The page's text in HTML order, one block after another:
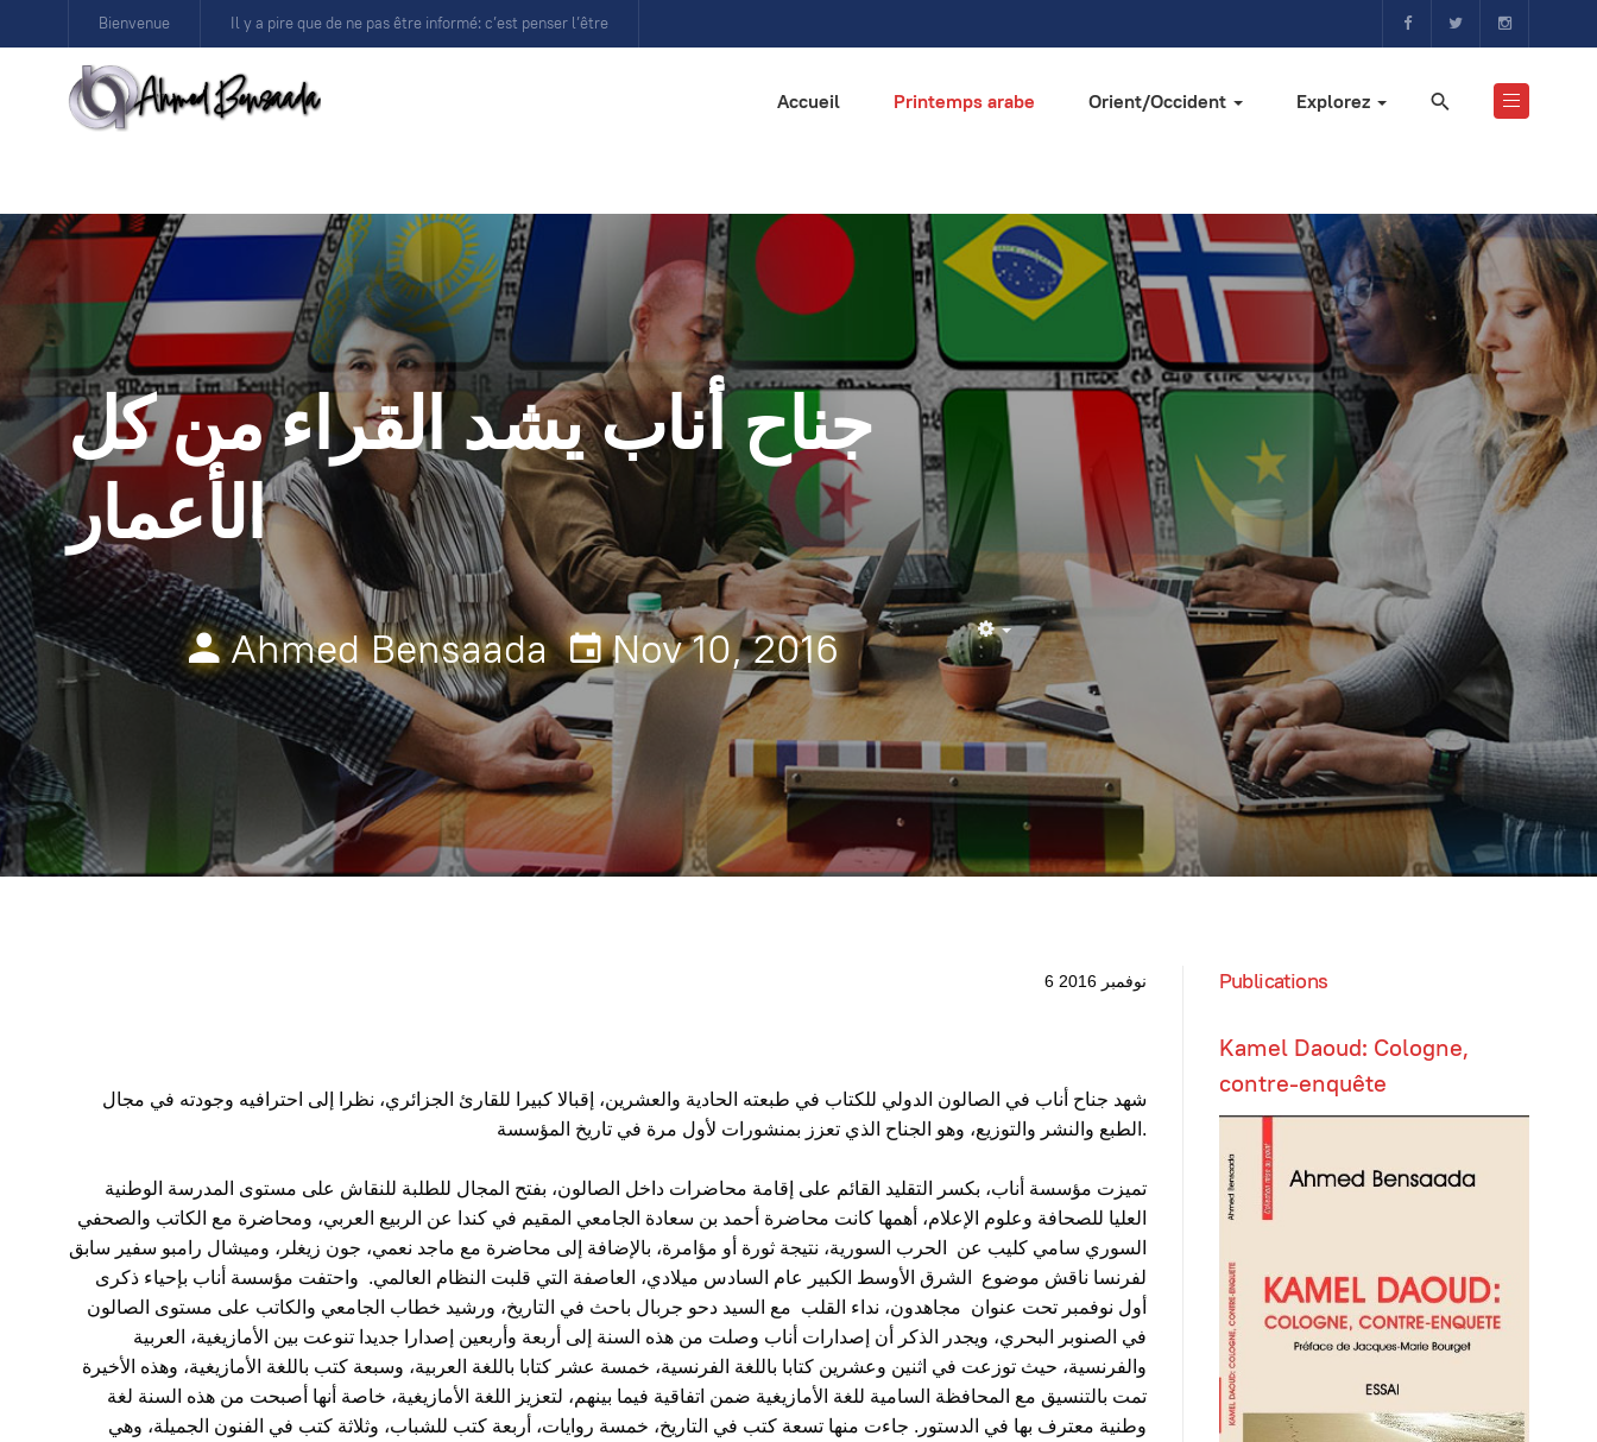
Bienvenue Il y a pire que de ne pas être informé: c’est penser l’être
Accueil Printemps arabe Orient/Occident Explorez
جناح أناب يشد القراء من كل
الأعمار
Empty
Ahmed Bensaada Nov 10, 2016
نوفمبر 2016 6
شهد جناح أناب في الصالون الدولي للكتاب في طبعته الحادية والعشرين، إقبالا كبيرا للقارئ الجزائري، نظرا إلى احترافيه وجودته في مجال
الطبع والنشر والتوزيع، وهو الجناح الذي تعزز بمنشورات لأول مرة في تاريخ المؤسسة.
تميزت مؤسسة أناب، بكسر التقليد القائم على إقامة محاضرات داخل الصالون، بفتح المجال للطلبة للنقاش على مستوى المدرسة الوطنية
العليا للصحافة وعلوم الإعلام، أهمها كانت محاضرة أحمد بن سعادة الجامعي المقيم في كندا عن الربيع العربي، ومحاضرة مع الكاتب والصحفي
السوري سامي كليب عن الحرب السورية، نتيجة ثورة أو مؤامرة، بالإضافة إلى محاضرة مع ماجد نعمي، جون زيغلر، وميشال رامبو سفير سابق
لفرنسا ناقش موضوع الشرق الأوسط الكبير عام السادس ميلادي، العاصفة التي قلبت النظام العالمي. واحتفت مؤسسة أناب بإحياء ذكرى
أول نوفمبر تحت عنوان مجاهدون، نداء القلب مع السيد دحو جربال باحث في التاريخ، ورشيد خطاب الجامعي والكاتب على مستوى الصالون
في الصنوبر البحري، ويجدر الذكر أن إصدارات أناب وصلت من هذه السنة إلى أربعة وأربعين إصدارا جديدا تنوعت بين الأمازيغية، العربية
والفرنسية، حيث توزعت في اثنين وعشرين كتابا باللغة الفرنسية، خمسة عشر كتابا باللغة العربية، وسبعة كتب باللغة الأمازيغية، وهذه الأخيرة
تمت بالتنسيق مع المحافظة السامية للغة الأمازيغية ضمن اتفاقية فيما بينهم، لتعزيز اللغة الأمازيغية، خاصة أنها أصبحت من هذه السنة لغة
وطنية معترف بها في الدستور. جاءت منها تسعة كتب في التاريخ، خمسة روايات، أربعة كتب للشباب، وثلاثة كتب في الفنون الجميلة، وهي
Publications
Kamel Daoud: Cologne,
contre-enquête